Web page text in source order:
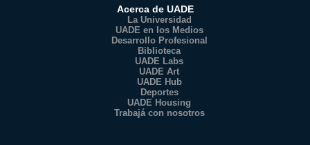
Acerca de UADE
La Universidad
UADE en los Medios
Desarrollo Profesional
Biblioteca
UADE Labs
UADE Art
UADE Hub
Deportes
UADE Housing
Trabajá con nosotros